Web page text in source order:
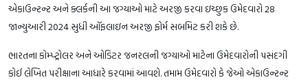
એકાઉન્ટન્ટ અને ક્લર્કની આ જગ્યાઓ માટે અરજી કરવા ઇચ્છુક ઉમેદવારો 28
જાન્યુઆરી 2024 સુધી ઑફલાઇન અરજી ફોર્મ સબમિટ કરી શકે છે.
ભારતના કોમ્પ્ટ્રોલર અને ઓડિટર જનરલની જગ્યાઓ માટેના ઉમેદવારોની પસંદગી
કોઈ લેખિત પરીક્ષાના આધારે કરવામાં આવશે. તમામ ઉમેદવારો કે જેઓ એકાઉન્ટન્ટ